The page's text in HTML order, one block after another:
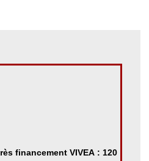
financement VIVEA : 120